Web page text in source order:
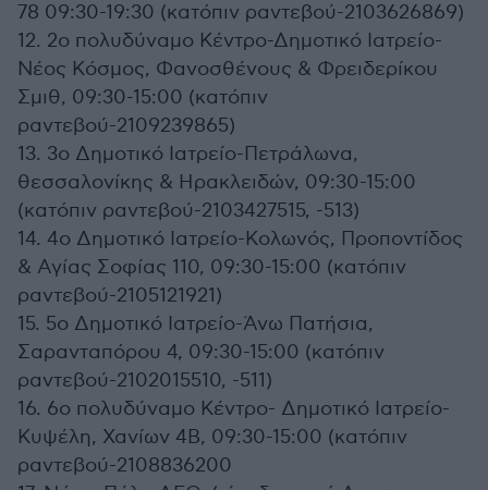
78 09:30-19:30 (κατόπιν ραντεβού-2103626869)
12. 2ο πολυδύναμο Κέντρο-Δημοτικό Ιατρείο-
Νέος Κόσμος, Φανοσθένους & Φρειδερίκου
Σμιθ, 09:30-15:00 (κατόπιν
ραντεβού-2109239865)
13. 3ο Δημοτικό Ιατρείο-Πετράλωνα,
θεσσαλονίκης & Ηρακλειδών, 09:30-15:00
(κατόπιν ραντεβού-2103427515, -513)
14. 4ο Δημοτικό Ιατρείο-Κολωνός, Προποντίδος
& Αγίας Σοφίας 110, 09:30-15:00 (κατόπιν
ραντεβού-2105121921)
15. 5ο Δημοτικό Ιατρείο-Άνω Πατήσια,
Σαρανταπόρου 4, 09:30-15:00 (κατόπιν
ραντεβού-2102015510, -511)
16. 6ο πολυδύναμο Κέντρο- Δημοτικό Ιατρείο-
Κυψέλη, Χανίων 4Β, 09:30-15:00 (κατόπιν
ραντεβού-2108836200